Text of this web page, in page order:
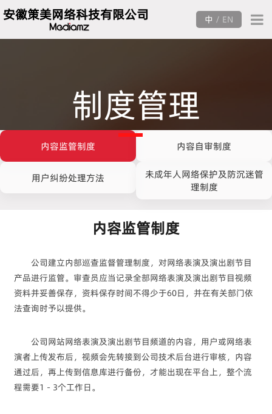
安徽策美网络科技有限公司 中 / EN
制度管理
内容监管制度 内容自审制度
用户纠纷处理方法
未成年人网络保护及防沉迷管
理制度
内容监管制度
公司建立内部巡查监督管理制度，对网络表演及演出剧节目
产品进行监管。审查员应当记录全部网络表演及演出剧节目视频
资料并妥善保存，资料保存时间不得少于60日，并在有关部门依
法查询时予以提供。
公司网站网络表演及演出剧节目频道的内容，用户或网络表
演者上传发布后，视频会先转接到公司技术后台进行审核，内容
通过后，再上传到信息库进行备份，才能出现在平台上，整个流
程需要1 - 3个工作日。